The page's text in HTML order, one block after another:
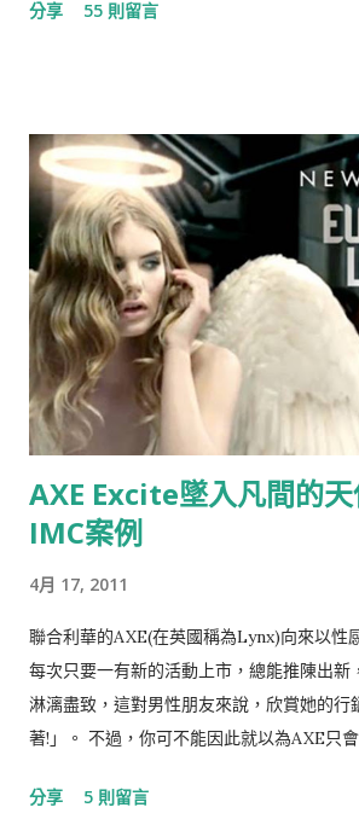
出，這就是我們對e-Bodum提案的內容。
子時有所聞，但想不到走到21世紀的今天，
張膽，不尊重創意，毫不掩飾的整碗捧去的
“偷”，而是“搶劫”！ ▲ 資料來源：Now
標題：世界最小咖啡館在電梯裡
分享 55 則留言
AXE Excite墜入凡間的
IMC案例
4月 17, 2011
聯合利華的AXE(在英國稱為Lynx)向來以性
每次只要一有新的活動上市，總能推陳出新
淋漓盡致，這對男性朋友來說，欣賞她的行
著!」。 不過，你可不能因此就以為AXE只會
力一流，更可堪稱業界翹楚，就讓我們一起
分享 5 則留言